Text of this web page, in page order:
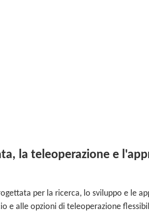
la teleoperazione e
per la ricerca, lo sviluppo e le
e alle opzioni di teleoperazione